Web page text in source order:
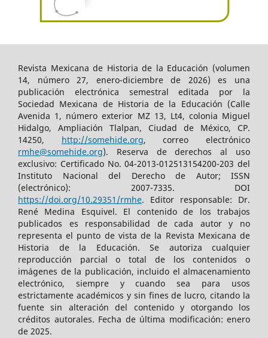
Revista Mexicana de Historia de la Educación (volumen
14, número 27, enero-diciembre de 2026) es una
publicación electrónica semestral editada por la
Sociedad Mexicana de Historia de la Educación (Calle
Avenida 1, número exterior MZ 13, Lt4, colonia Miguel
Hidalgo, Ampliación Tlalpan, Ciudad de México, CP.
14250, http://somehide.org, correo electrónico
rmhe@somehide.org). Reserva de derechos al uso
exclusivo: Certificado No. 04-2013-012513154200-203 del
Instituto Nacional del Derecho de Autor; ISSN
(electrónico): 2007-7335. DOI
https://doi.org/10.29351/rmhe. Editor responsable: Dr.
René Medina Esquivel. El contenido de los trabajos
publicados es responsabilidad de cada autor y no
representa el punto de vista de la Revista Mexicana de
Historia de la Educación. Se autoriza cualquier
reproducción parcial o total de los contenidos o
imágenes de la publicación, incluido el almacenamiento
electrónico, siempre y cuando sea para usos
estrictamente académicos y sin fines de lucro, citando la
fuente sin alteración del contenido y otorgando los
créditos autorales.​ Fecha de última modificación: enero
de 2025.